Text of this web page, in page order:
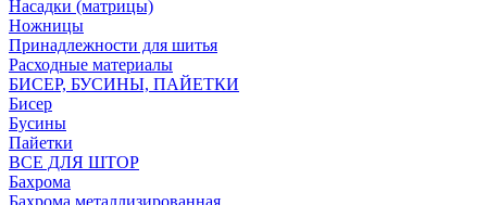
Насадки (матрицы)
Ножницы
Принадлежности для шитья
Расходные материалы
БИСЕР, БУСИНЫ, ПАЙЕТКИ
Бисер
Бусины
Пайетки
ВСЕ ДЛЯ ШТОР
Бахрома
Бахрома металлизированная